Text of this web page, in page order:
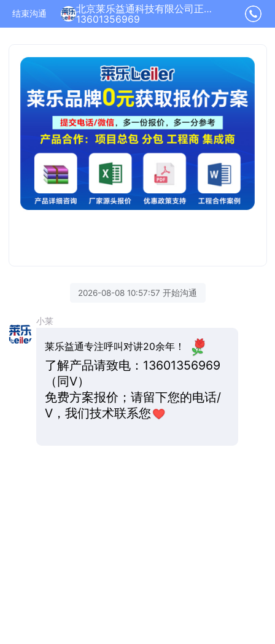
结束沟通
北京莱乐益通科技有限公司正在为您服务
13601356969
2026-08-08 10:57:57 开始沟通
小莱
莱乐益通专注呼叫对讲20余年！
了解产品请致电：13601356969
（同V）
免费方案报价；请留下您的电话/
V，我们技术联系您